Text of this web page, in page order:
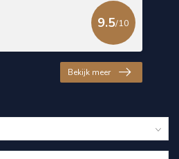
9.5/10
Bekijk meer